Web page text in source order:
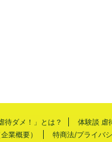
待ダメ！」とは？ 体験談 虐
業概要）
特商法/プライバ